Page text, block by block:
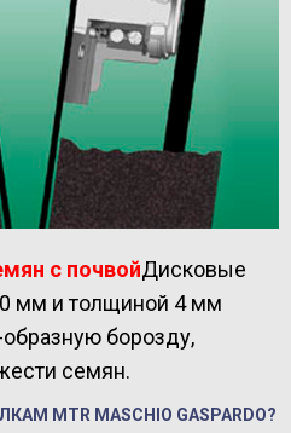
с почвойДисковые
мм и толщиной 4 мм
борозду,
семян.
MTR MASCHIO GASPARDO?